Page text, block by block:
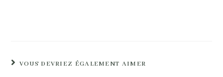
VOUS DEVRIEZ ÉGALEMENT AIMER